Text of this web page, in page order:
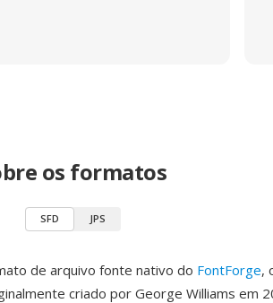
os formatos
SFD JPS
de arquivo fonte nativo do FontForge,
criado por George Williams em